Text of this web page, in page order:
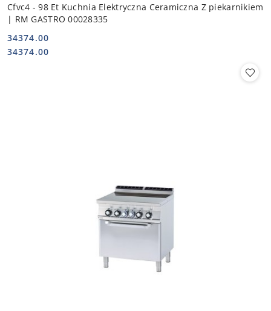
Cfvc4 - 98 Et Kuchnia Elektryczna Ceramiczna Z piekarnikiem
| RM GASTRO 00028335
Cena:
34374.00
Cena:
34374.00